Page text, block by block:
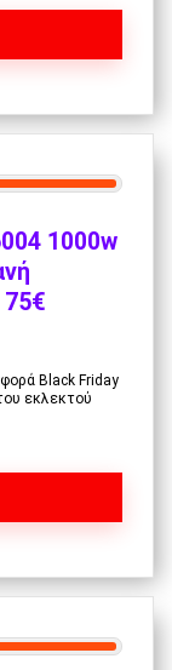
1000w
Black Friday
εκλεκτού